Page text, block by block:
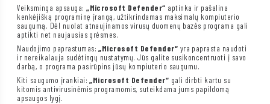
Veiksminga apsauga:„Microsoft Defender“ aptinka ir pašalina
kenkėjišką programinę įrangą, užtikrindamas maksimalų kompiuterio
saugumą. Dėl nuolat atnaujinamos virusų duomenų bazės programa gali
aptikti net naujausias grėsmes.
Naudojimo paprastumas:„Microsoft Defender“ yra paprasta naudoti
ir nereikalauja sudėtingų nustatymų. Jūs galite susikoncentruoti į savo
darbą, o programa pasirūpins jūsų kompiuterio saugumu.
Kiti saugumo įrankiai:„Microsoft Defender“ gali dirbti kartu su
kitomis antivirusinėmis programomis, suteikdama jums papildomą
apsaugos lygį.